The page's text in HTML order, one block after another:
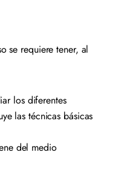
se requiere tener, al
los diferentes
las técnicas básicas
del medio